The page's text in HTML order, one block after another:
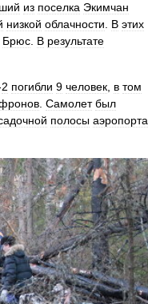
из поселка Экимчан
низкой облачности В этих
Брюс В результате
2 погибли 9 человек в том
Самолет был
полосы аэропорта